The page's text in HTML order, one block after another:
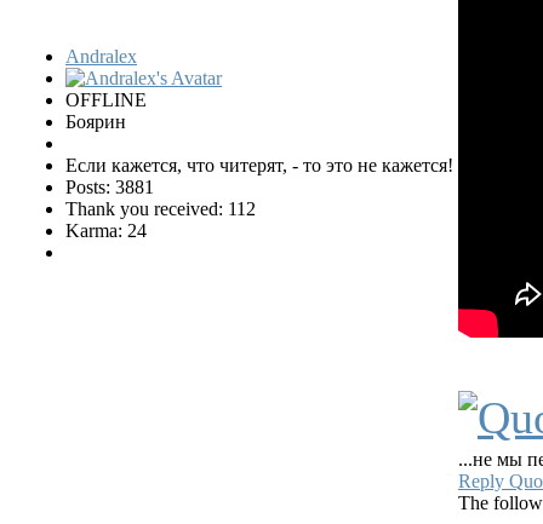
Andralex
OFFLINE
Боярин
Если кажется, что читерят, - то это не кажется!
Posts: 3881
Thank you received: 112
Karma: 24
...не мы
Reply
The